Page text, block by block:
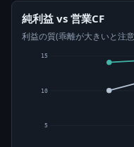
純利益 vs 営業CF
利益の質(乖離が大きいと注
5
10
15